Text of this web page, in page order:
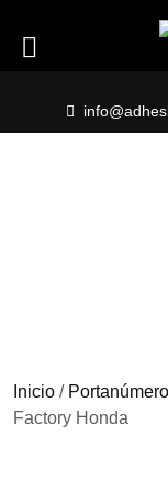
content
Inicio /
Factory Honda